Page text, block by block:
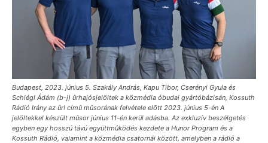
Budapest, 2023. június 5. Szakály András, Kapu Tibor, Cserényi Gyula és
Schlégl Ádám (b-j) ûrhajósjelöltek a közmédia óbudai gyártóbázisán, Kossuth
Rádió Irány az ûr! címû mûsorának felvétele elõtt 2023. június 5-én A
jelöltekkel készült mûsor június 11-én kerül adásba. Az exkluzív beszélgetés
egyben egy hosszú távú együttmûködés kezdete a Hunor Program és a
Kossuth Rádió, valamint a közmédia csatornái között, amelyben a rádió a